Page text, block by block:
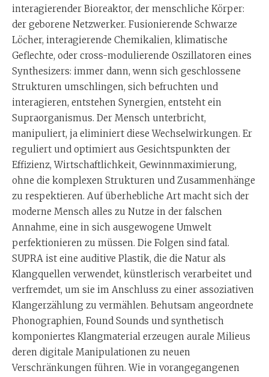
interagierender Bioreaktor, der menschliche Körper:
der geborene Netzwerker. Fusionierende Schwarze
Löcher, interagierende Chemikalien, klimatische
Geflechte, oder cross-modulierende Oszillatoren eines
Synthesizers: immer dann, wenn sich geschlossene
Strukturen umschlingen, sich befruchten und
interagieren, entstehen Synergien, entsteht ein
Supraorganismus. Der Mensch unterbricht,
manipuliert, ja eliminiert diese Wechselwirkungen. Er
reguliert und optimiert aus Gesichtspunkten der
Effizienz, Wirtschaftlichkeit, Gewinnmaximierung,
ohne die komplexen Strukturen und Zusammenhänge
zu respektieren. Auf überhebliche Art macht sich der
moderne Mensch alles zu Nutze in der falschen
Annahme, eine in sich ausgewogene Umwelt
perfektionieren zu müssen. Die Folgen sind fatal.
SUPRA ist eine auditive Plastik, die die Natur als
Klangquellen verwendet, künstlerisch verarbeitet und
verfremdet, um sie im Anschluss zu einer assoziativen
Klangerzählung zu vermählen. Behutsam angeordnete
Phonographien, Found Sounds und synthetisch
komponiertes Klangmaterial erzeugen aurale Milieus
deren digitale Manipulationen zu neuen
Verschränkungen führen. Wie in vorangegangenen